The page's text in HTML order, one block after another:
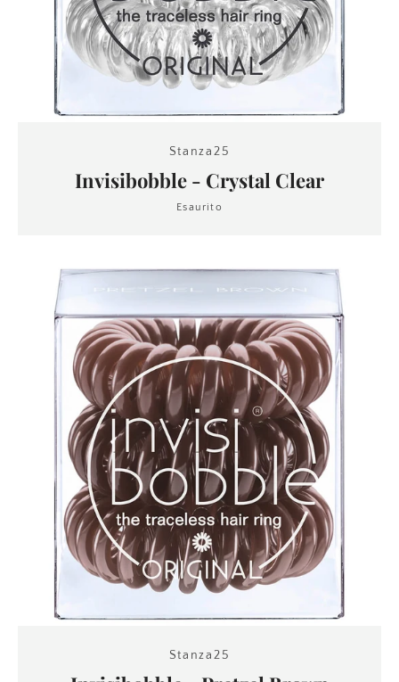
Stanza25
Invisibobble - Crystal Clear
Esaurito
Stanza25